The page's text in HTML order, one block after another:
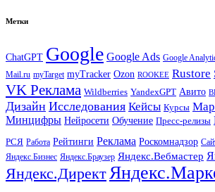
Метки
ChatGPT Google Google Ads Google
Mail.ru myTarget myTracker Ozon ROOKEE Rustore
VK Реклама Wildberries YandexGPT Авито
Дизайн Исследования Кейсы Курсы
Минцифры Нейросети Обучение Пресс-релизы
РСЯ Работа Рейтинги Реклама Роскомнадзор
Яндекс.Бизнес Яндекс.Браузер Яндекс.Вебмастер
Яндекс.Директ